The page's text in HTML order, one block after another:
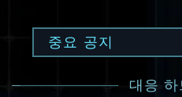
중요 공지
대응 하